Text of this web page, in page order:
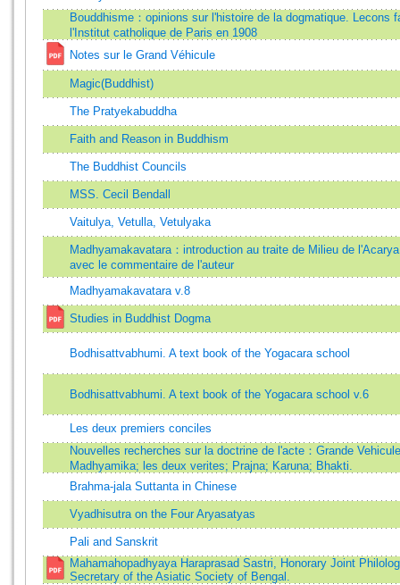
Bouddhisme：opinions sur l'histoire de la dogmatique. Lecons
l'Institut catholique de Paris en 1908
Notes sur le Grand Véhicule
Magic(Buddhist)
The Pratyekabuddha
Faith and Reason in Buddhism
The Buddhist Councils
MSS. Cecil Bendall
Vaitulya, Vetulla, Vetulyaka
Madhyamakavatara：introduction au traite de Milieu de
avec le commentaire de l'auteur
Madhyamakavatara v.8
Studies in Buddhist Dogma
Bodhisattvabhumi. A text book of the Yogacara school
Bodhisattvabhumi. A text book of the Yogacara school v.6
Les deux premiers conciles
Nouvelles recherches sur la doctrine de l'acte：Grande
Madhyamika; les deux verites; Prajna; Karuna; Bhakti.
Brahma-jala Suttanta in Chinese
Vyadhisutra on the Four Aryasatyas
Pali and Sanskrit
Mahamahopadhyaya Haraprasad Sastri, Honorary Joint
Secretary of the Asiatic Society of Bengal.